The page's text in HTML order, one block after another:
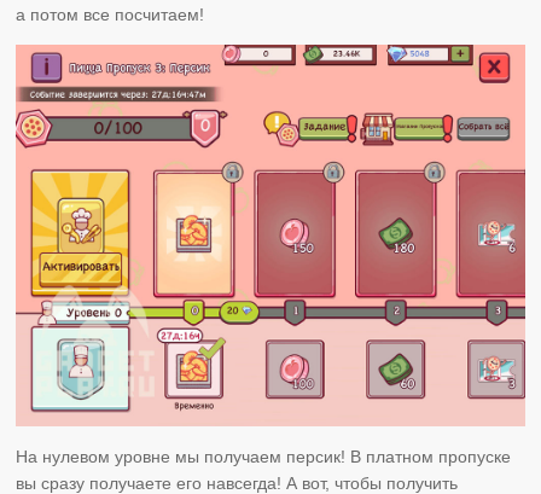
а потом все посчитаем!
На нулевом уровне мы получаем персик! В платном пропуске
вы сразу получаете его навсегда! А вот, чтобы получить